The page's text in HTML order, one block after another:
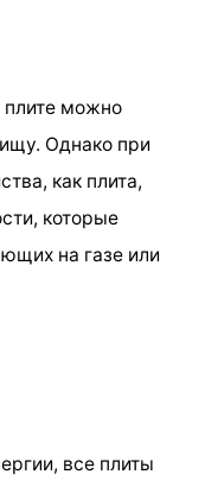
плите можно
Однако при
как плита,
которые
на газе или
все плиты